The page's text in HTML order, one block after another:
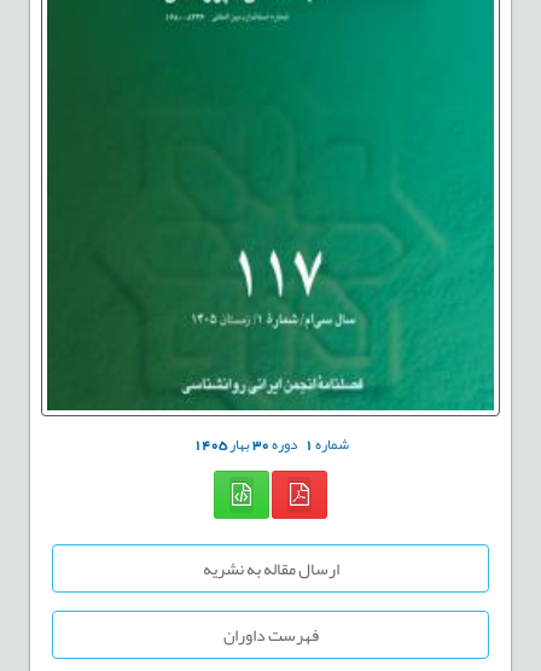
شماره1 دوره30بهار1405
ارسال مقاله به نشریه
فهرست داوران